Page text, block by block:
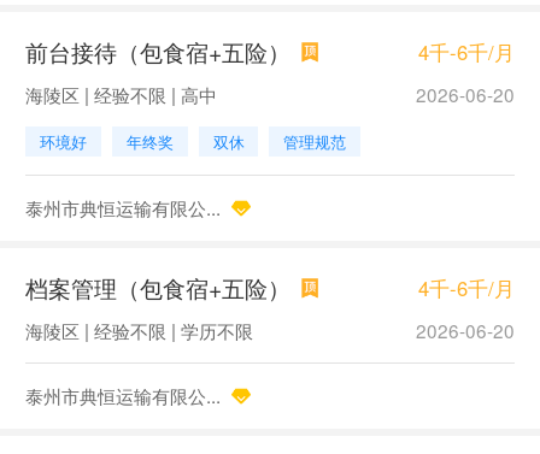
前台接待（包食宿+五险） 4千-6千/月
海陵区 | 经验不限 | 高中 2026-06-20
环境好 年终奖 双休 管理规范
泰州市典恒运输有限公...
档案管理（包食宿+五险） 4千-6千/月
海陵区 | 经验不限 | 学历不限 2026-06-20
泰州市典恒运输有限公...